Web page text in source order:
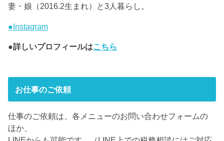
妻・娘（2016.2生まれ）と3人暮らし。
●Instagram
●詳しいプロフィールはこちら
お仕事のご依頼
仕事のご依頼は、各メニューのお問い合わせフォームの
ほか、